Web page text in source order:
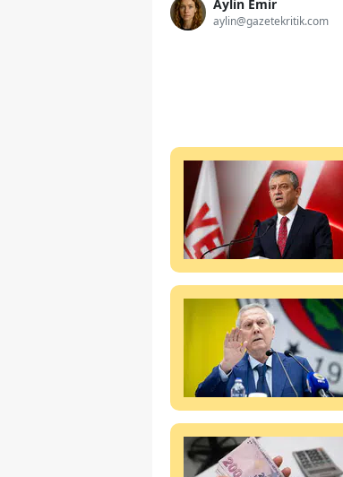
Aylin Emir
aylin@gazetekritik.com